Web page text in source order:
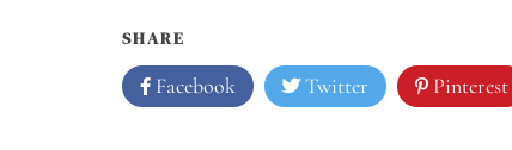
SHARE
Facebook Twitter Pinterest